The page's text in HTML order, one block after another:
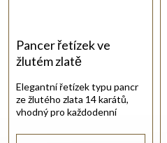
Pancer řetízek ve
žlutém zlatě
Elegantní řetízek typu pancr
ze žlutého zlata 14 karátů,
vhodný pro každodenní